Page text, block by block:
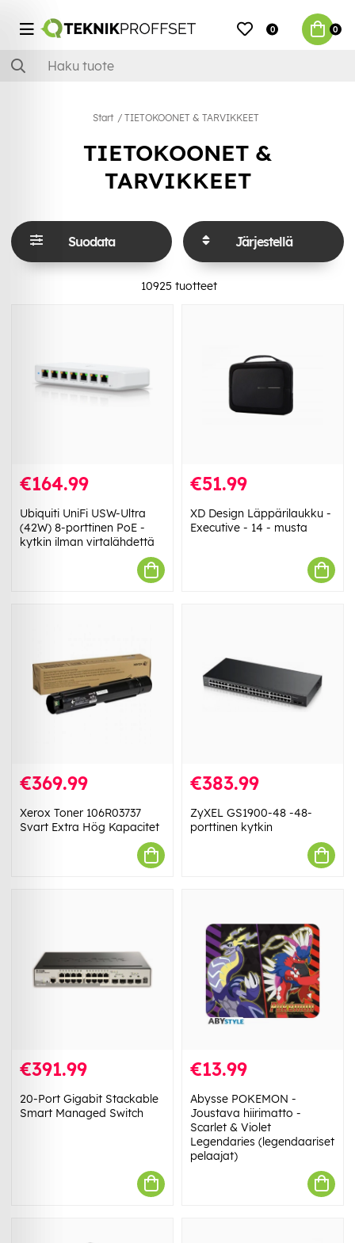
0 0
Start TIETOKOONET & TARVIKKEET
TIETOKOONET &
TARVIKKEET
Suodata Järjestellä
10925 tuotteet
€164.99
Ubiquiti UniFi USW-Ultra
(42W) 8-porttinen PoE -
kytkin ilman virtalähdettä
€51.99
XD Design Läppärilaukku -
Executive - 14 - musta
€369.99
Xerox Toner 106R03737
Svart Extra Hög Kapacitet
€383.99
ZyXEL GS1900-48 -48-
porttinen kytkin
€391.99
20-Port Gigabit Stackable
Smart Managed Switch
€13.99
Abysse POKEMON -
Joustava hiirimatto -
Scarlet & Violet
Legendaries (legendaariset
pelaajat)